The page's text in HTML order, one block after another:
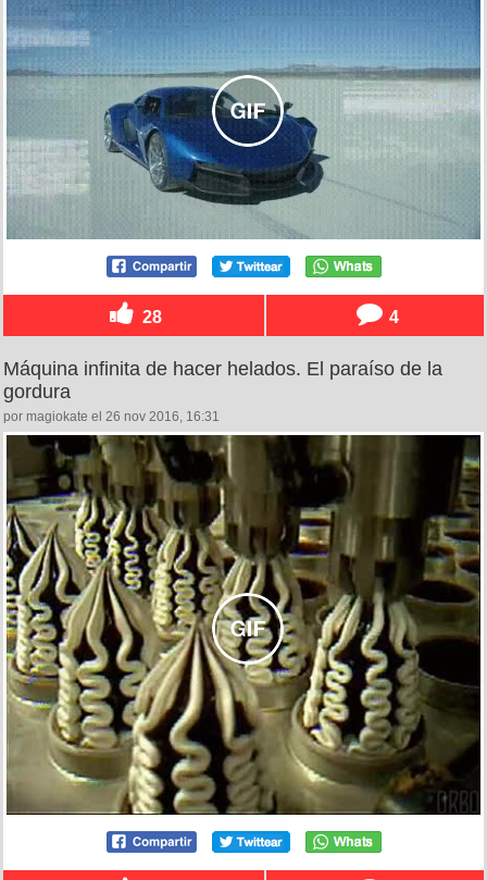
28 4
Máquina infinita de hacer helados. El paraíso de la
gordura
por magiokate el 26 nov 2016, 16:31